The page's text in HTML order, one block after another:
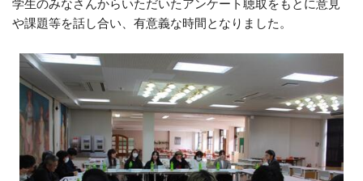
学生のみなさんからいただいたアンケート聴取をもとに意見
や課題等を話し合い、有意義な時間となりました。